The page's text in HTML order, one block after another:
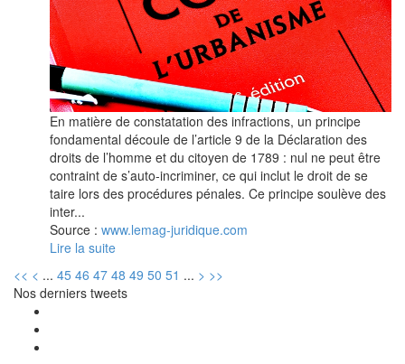
En matière de constatation des infractions, un principe
fondamental découle de l’article 9 de la Déclaration des
droits de l’homme et du citoyen de 1789 : nul ne peut être
contraint de s’auto-incriminer, ce qui inclut le droit de se
taire lors des procédures pénales. Ce principe soulève des
inter...
Source : www.lemag-juridique.com
Lire la suite
<< < ... 45 46 47 48 49 50 51 ... > >>
Nos derniers tweets